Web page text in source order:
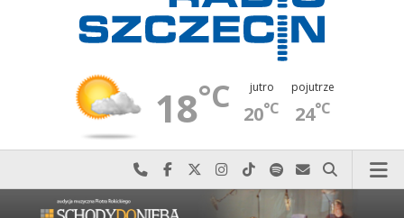
18°C jutro
20°C
pojutrze
24°C
Najlepiej po prostu do nas zadzwoń
Odwiedź nas na Facebook-u
Odwiedź nas na X
Odwiedź nas na Instagram-ie
Odwiedź nas na TikTok-u
Szukaj nas na Spotify
Wyślij do nas
Szukaj